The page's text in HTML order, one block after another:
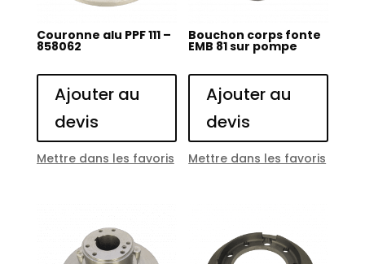
Couronne alu PPF 111 –
858062
Ajouter au
devis
Mettre dans les favoris
Bouchon corps fonte
EMB 81 sur pompe
Ajouter au
devis
Mettre dans les favoris